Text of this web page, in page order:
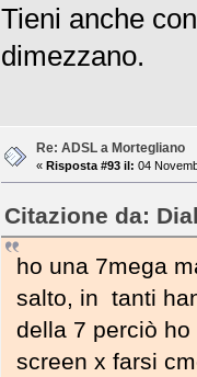
Tieni anche
dimezzano.
Re: ADSL a Mortegliano
« Risposta #93 il: 04
Citazione da:
ho una 7mega
salto, in tanti
della 7 perciò
screen x farsi